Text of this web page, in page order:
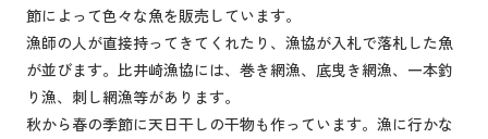
節によって色々な魚を販売しています。
漁師の人が直接持ってきてくれたり、漁協が入札で落札した魚
が並びます。比井崎漁協には、巻き網漁、底曳き網漁、一本釣
り漁、刺し網漁等があります。
秋から春の季節に天日干しの干物も作っています。漁に行かな